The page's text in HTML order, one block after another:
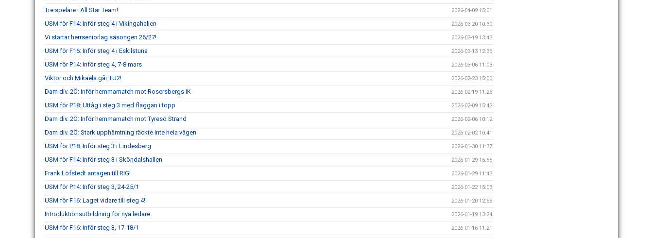
Tre spelare i All Star Team! 2026-04-09 15:01
USM för F14: Inför steg 4 i Vikingahallen 2026-03-20 10:30
Vi startar herrseniorlag säsongen 26/27! 2026-03-19 13:43
USM för F16: Inför steg 4 i Eskilstuna 2026-03-13 12:36
USM för P14: Inför steg 4, 7-8 mars 2026-03-06 11:03
Viktor och Mikaela går TU2! 2026-02-23 15:00
Dam div. 2Ö: Inför hemmamatch mot Rosersbergs IK 2026-02-19 11:26
USM för P18: Uttåg i steg 3 med flaggan i topp 2026-02-09 15:42
Dam div. 2Ö: Inför hemmamatch mot Tyresö Strand 2026-02-06 10:12
Dam div. 2Ö: Stark upphämtning räckte inte hela vägen 2026-02-02 10:41
USM för P18: Inför steg 3 i Lindesberg 2026-01-30 11:37
USM för F14: Inför steg 3 i Sköndalshallen 2026-01-29 15:55
Frank Löfstedt antagen till RIG! 2026-01-29 11:43
USM för P14: Inför steg 3, 24-25/1 2026-01-22 15:03
USM för F16: Laget vidare till steg 4! 2026-01-20 12:55
Introduktionsutbildning för nya ledare 2026-01-19 13:24
USM för F16: Inför steg 3, 17-18/1 2026-01-16 11:21